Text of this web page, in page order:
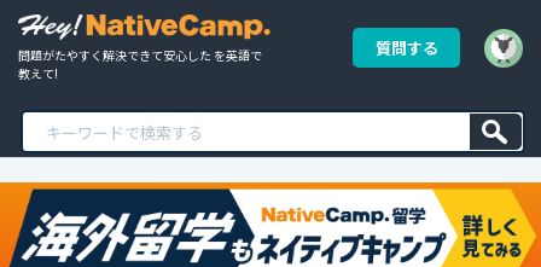
問題がたやすく解決できて安心した を英語で
教えて!
質問する